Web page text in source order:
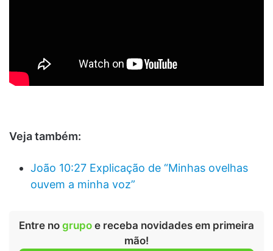
Veja também:
João 10:27 Explicação de “Minhas ovelhas
ouvem a minha voz”
Entre no grupo e receba novidades em primeira
mão!